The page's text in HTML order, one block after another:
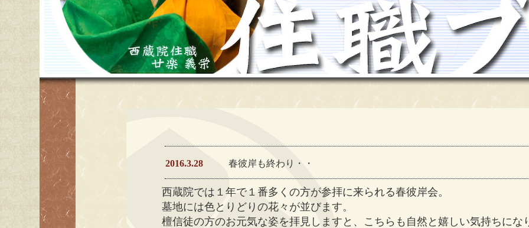
2016.3.28 春彼岸も終わり・・
西蔵院では１年で１番多くの方が参拝に来られる春彼岸会。
墓地には色とりどりの花々が並びます。
檀信徒の方のお元気な姿を拝見しますと、こちらも自然と嬉しい気持ちにな